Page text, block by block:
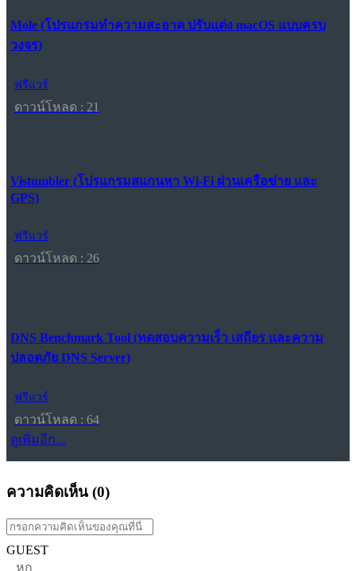
Mole (โปรแกรมทำความสะอาด ปรับแต่ง macOS แบบครบ
วงจร)
ฟรีแวร์
ดาวน์โหลด : 21
Vistumbler (โปรแกรมสแกนหา Wi-Fi ผ่านเครือข่าย และ
GPS)
ฟรีแวร์
ดาวน์โหลด : 26
DNS Benchmark Tool (ทดสอบความเร็ว เสถียร และความ
ปลอดภัย DNS Server)
ฟรีแวร์
ดาวน์โหลด : 64
ดูเพิ่มอีก...
ความคิดเห็น (0)
GUEST
หก